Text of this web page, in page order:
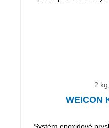
2
WEICON